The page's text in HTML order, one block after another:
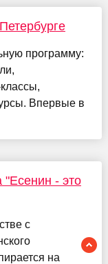
программу:
Впервые в
"Есенин - это
с
на